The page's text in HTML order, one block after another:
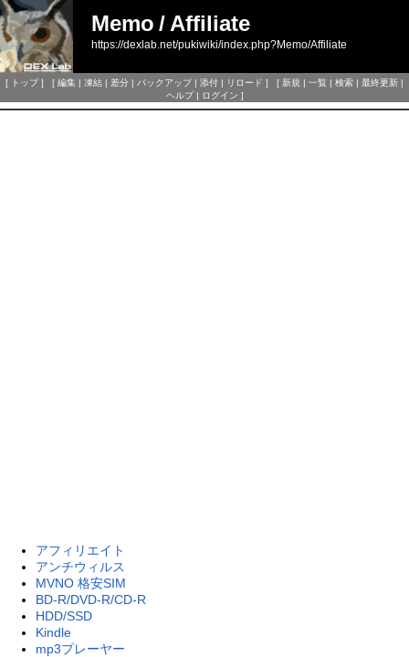
Memo / Affiliate
https://dexlab.net/pukiwiki/index.php?Memo/Affiliate
[ トップ] [ 編集 | 凍結 | 差分 | バックアップ| 添付 | リロード ] [ 新規 | 一覧 | 検索 | 最終更新 |
ヘルプ| ログイン ]
アフィリエイト
アンチウィルス
MVNO 格安SIM
BD-R/DVD-R/CD-R
HDD/SSD
Kindle
mp3プレーヤー